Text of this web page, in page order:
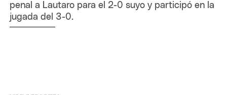
penal a Lautaro para el 2-0 suyo y participó en la
jugada del 3-0.